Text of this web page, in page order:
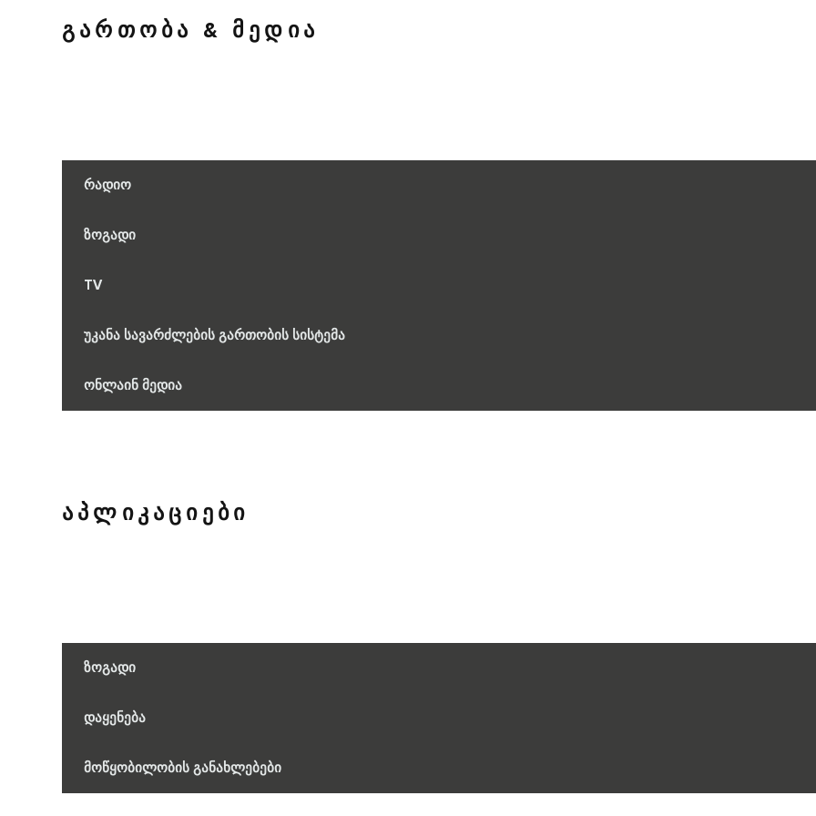
ᲒᲐᲠᲗᲝᲑᲐ & ᲛᲔᲓᲘᲐ
რადიო
ზოგადი
TV
უკანა სავარძლების გართობის სისტემა
ონლაინ მედია
ᲐᲞᲚᲘᲙᲐᲪᲘᲔᲑᲘ
ზოგადი
დაყენება
მოწყობილობის განახლებები